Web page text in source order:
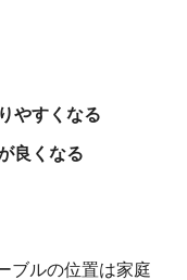
やすくなる
良くなる
ブルの位置は家庭